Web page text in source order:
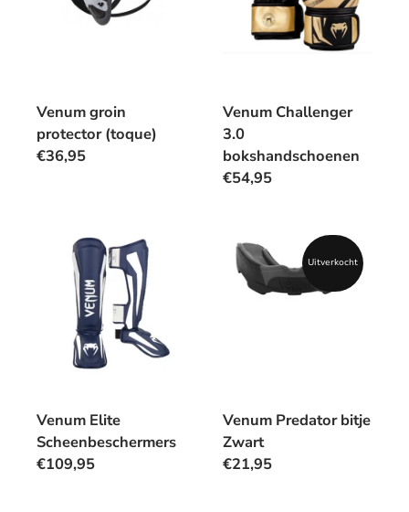
Venum groin
protector (toque)
€36,95
Venum Challenger
3.0
bokshandschoenen
€54,95
Venum Elite
Scheenbeschermers
€109,95
Uitverkocht
Venum Predator bitje
Zwart
€21,95